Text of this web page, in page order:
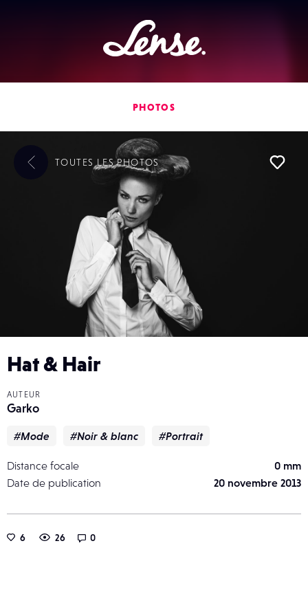
Lense
PHOTOS
Hat & Hair
AUTEUR
Garko
#Mode #Noir & blanc #Portrait
Distance focale
0 mm
Date de publication
20 novembre 2013
6 26 0
TOUTES LESPHOTOS